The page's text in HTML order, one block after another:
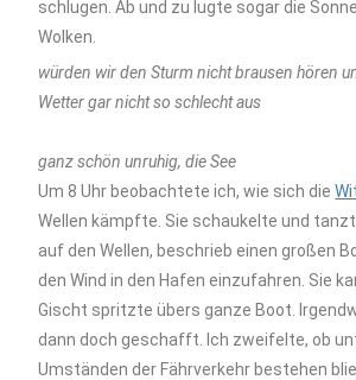
schlugen. Ab und zu lugte sogar die
Wolken.
würden wir den Sturm nicht brausen hören
Wetter gar nicht so schlecht aus
ganz schön unruhig, die See
Um 8 Uhr beobachtete ich, wie sich die
Wellen kämpfte. Sie schaukelte und
auf den Wellen, beschrieb einen großen
den Wind in den Hafen einzufahren. Sie
Gischt spritzte übers ganze Boot.
dann doch geschafft. Ich zweifelte, ob
Umständen der Fährverkehr bestehen